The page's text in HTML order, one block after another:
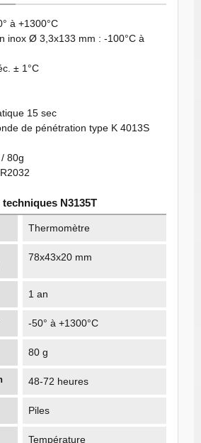
à +1300°C
inox Ø 3,3x133 mm : -100°C à
± 1°C
15 sec
de pénétration type K 4013S
80g
N3135T
Thermomètre
78x43x20 mm
1 an
-50° à +1300°C
80 g
48-72 heures
Piles
Température